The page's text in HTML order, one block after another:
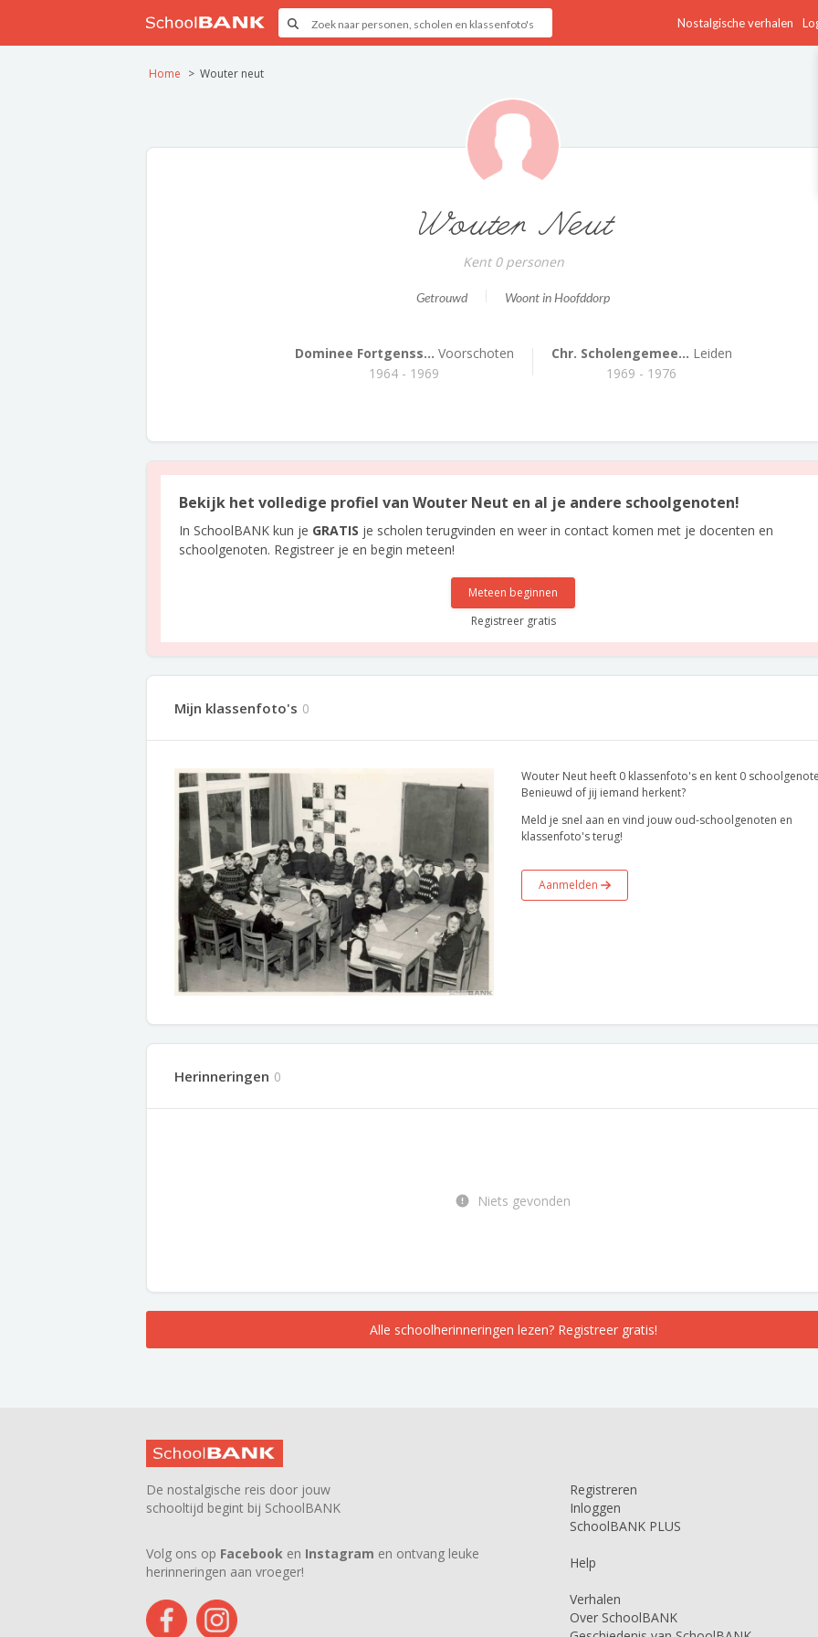
Nostalgische verhalen
Home Wouter neut
Wouter Neut
Kent 0 personen
Getrouwd Woont in Hoofddorp
Dominee Fortgenss... Voorschoten
1964 - 1969
Chr. Scholengemee... Leiden
1969 - 1976
Bekijk het volledige profiel van Wouter Neut en al je andere schoolgenoten!
In SchoolBANK kun je GRATIS je scholen terugvinden en weer in contact komen met je docenten en
schoolgenoten. Registreer je en begin meteen!
Meteen beginnen
Registreer gratis
Mijn klassenfoto's 0
Wouter Neut heeft 0 klassenfoto's en kent 0
Benieuwd of jij iemand herkent?
Meld je snel aan en vind jouw oud-schoolgenoten en
klassenfoto's terug!
Aanmelden
Herinneringen 0
Niets gevonden
Alle schoolherinneringen lezen? Registreer gratis!
De nostalgische reis door jouw
schooltijd begint bij SchoolBANK
Volg ons op Facebook en Instagram en ontvang leuke
herinneringen aan vroeger!
Registreren
Inloggen
SchoolBANK PLUS
Help
Verhalen
Over SchoolBANK